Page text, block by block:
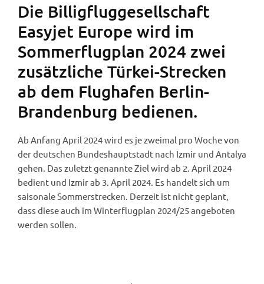
Die Billigfluggesellschaft
Easyjet Europe wird im
Sommerflugplan 2024 zwei
zusätzliche Türkei-Strecken
ab dem Flughafen Berlin-
Brandenburg bedienen.
Ab Anfang April 2024 wird es je zweimal pro Woche von
der deutschen Bundeshauptstadt nach Izmir und Antalya
gehen. Das zuletzt genannte Ziel wird ab 2. April 2024
bedient und Izmir ab 3. April 2024. Es handelt sich um
saisonale Sommerstrecken. Derzeit ist nicht geplant,
dass diese auch im Winterflugplan 2024/25 angeboten
werden sollen.